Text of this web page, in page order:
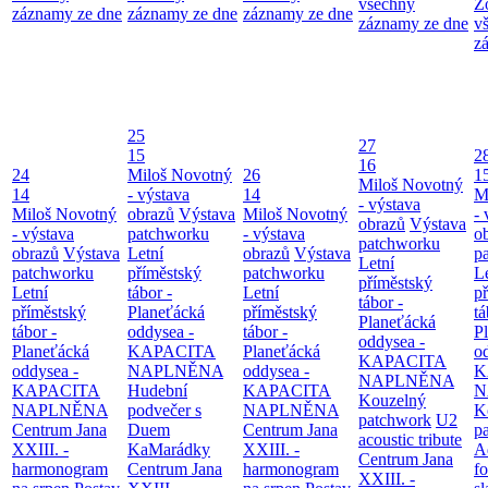
záznamy ze dne záznamy ze dne záznamy ze dne
všechny
záznamy ze dne
24
14
Miloš Novotný
- výstava
obrazů Výstava
patchworku
Letní
příměstský
tábor -
Planeťácká
oddysea -
KAPACITA
NAPLNĚNA
Centrum Jana
XXIII. -
harmonogram
25
15
Miloš Novotný
- výstava
obrazů Výstava
patchworku
Letní
příměstský
tábor -
Planeťácká
oddysea -
KAPACITA
NAPLNĚNA
Hudební
podvečer s
Duem
KaMarádky
Centrum Jana
26
14
Miloš Novotný
- výstava
obrazů Výstava
patchworku
Letní
příměstský
tábor -
Planeťácká
oddysea -
KAPACITA
NAPLNĚNA
Centrum Jana
XXIII. -
harmonogram
27
16
Miloš Novotný
- výstava
obrazů Výstava
patchworku
Letní
příměstský
tábor -
Planeťácká
oddysea -
KAPACITA
NAPLNĚNA
Kouzelný
patchwork U2
acoustic tribute
Centrum Jana
XXIII. -
-